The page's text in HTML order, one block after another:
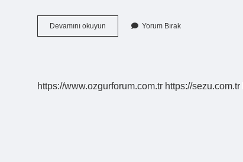
Devamını okuyun
Hakkı
Yorum Bırak
https://www.ozgurforum.com.tr https://sezu.com.tr